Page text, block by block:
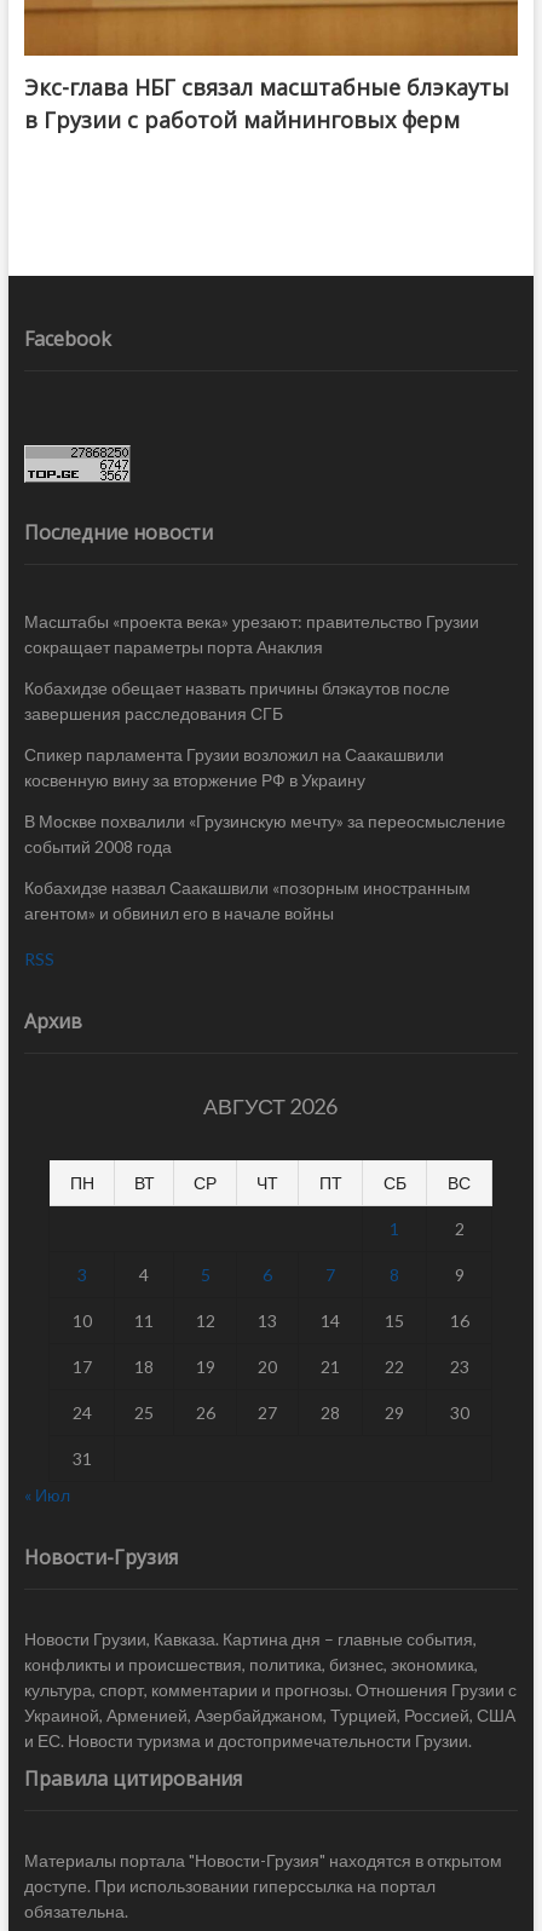
Экс-глава НБГ связал масштабные блэкауты
в Грузии с работой майнинговых ферм
Facebook
Последние новости
Масштабы «проекта века» урезают: правительство Грузии
сокращает параметры порта Анаклия
Кобахидзе обещает назвать причины блэкаутов после
завершения расследования СГБ
Спикер парламента Грузии возложил на Саакашвили
косвенную вину за вторжение РФ в Украину
В Москве похвалили «Грузинскую мечту» за переосмысление
событий 2008 года
Кобахидзе назвал Саакашвили «позорным иностранным
агентом» и обвинил его в начале войны
RSS
Архив
АВГУСТ 2026
ПН ВТ СР ЧТ ПТ СБ ВС
1 2
3 4 5 6 7 8 9
10 11 12 13 14 15 16
17 18 19 20 21 22 23
24 25 26 27 28 29 30
31
« Июл
Новости-Грузия
Новости Грузии, Кавказа. Картина дня – главные события,
конфликты и происшествия, политика, бизнес, экономика,
культура, спорт, комментарии и прогнозы. Отношения Грузии с
Украиной, Арменией, Азербайджаном, Турцией, Россией, США
и ЕС. Новости туризма и достопримечательности Грузии.
Правила цитирования
Материалы портала "Новости-Грузия" находятся в открытом
доступе. При использовании гиперссылка на портал
обязательна.